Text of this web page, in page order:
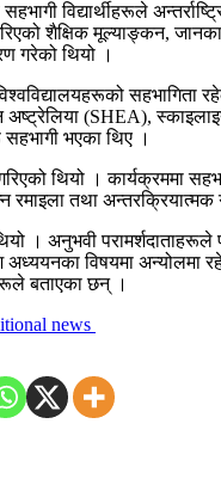
विद्यार्थीहरूले
शैक्षिक मूल्याङ्कन,
गरेको थियो ।
(SHEA), स्काइलाइन
सहभागी भएका थिए ।
। कार्यक्रममा
रमाइला तथा
अनुभवी परामर्शदाताहरूले
विषयमा अन्योलमा
बताएका छन् ।
news